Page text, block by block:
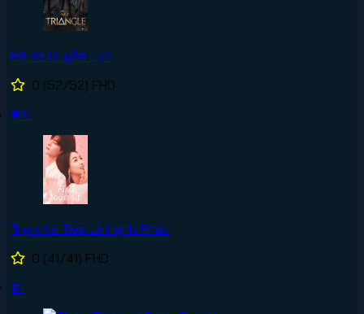
Bộ Ba Quyền Lực
0 (52/52) FHD
#10
Trạm Kế Tiếp Là Hạnh Phúc
0 (41/41) FHD
#1